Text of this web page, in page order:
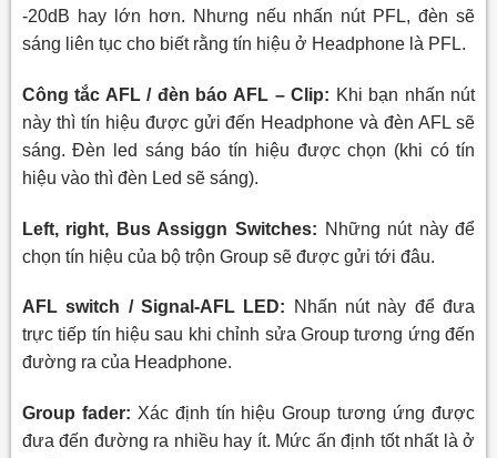
-20dB hay lớn hơn. Nhưng nếu nhấn nút PFL, đèn sẽ
sáng liên tục cho biết rằng tín hiệu ở Headphone là PFL.
Công tắc AFL / đèn báo AFL – Clip: Khi bạn nhấn nút
này thì tín hiệu được gửi đến Headphone và đèn AFL sẽ
sáng. Đèn led sáng báo tín hiệu được chọn (khi có tín
hiệu vào thì đèn Led sẽ sáng).
Left, right, Bus Assiggn Switches: Những nút này để
chọn tín hiệu của bộ trộn Group sẽ được gửi tới đâu.
AFL switch / Signal-AFL LED: Nhấn nút này để đưa
trực tiếp tín hiệu sau khi chỉnh sửa Group tương ứng đến
đường ra của Headphone.
Group fader: Xác định tín hiệu Group tương ứng được
đưa đến đường ra nhiều hay ít. Mức ấn định tốt nhất là ở